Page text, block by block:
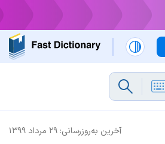
آخرین به‌روزرسانی: ۲۹ مرداد ۱۳۹۹